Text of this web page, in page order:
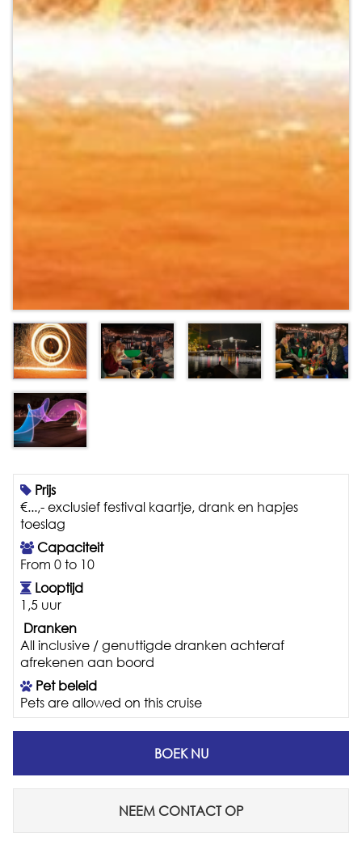
Prijs
€...,- exclusief festival kaartje, drank en hapjes
toeslag
Capaciteit
From 0 to 10
Looptijd
1,5 uur
Dranken
All inclusive / genuttigde dranken achteraf
afrekenen aan boord
Pet beleid
Pets are allowed on this cruise
BOEK NU
NEEM CONTACT OP